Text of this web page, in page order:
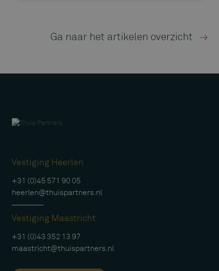
Ga naar het artikelen overzicht
Vestiging Heerlen
+31 (0)45 571 90 05
heerlen@thuispartners.nl
Vestiging Maastricht
+31 (0)43 352 13 97
maastricht@thuispartners.nl